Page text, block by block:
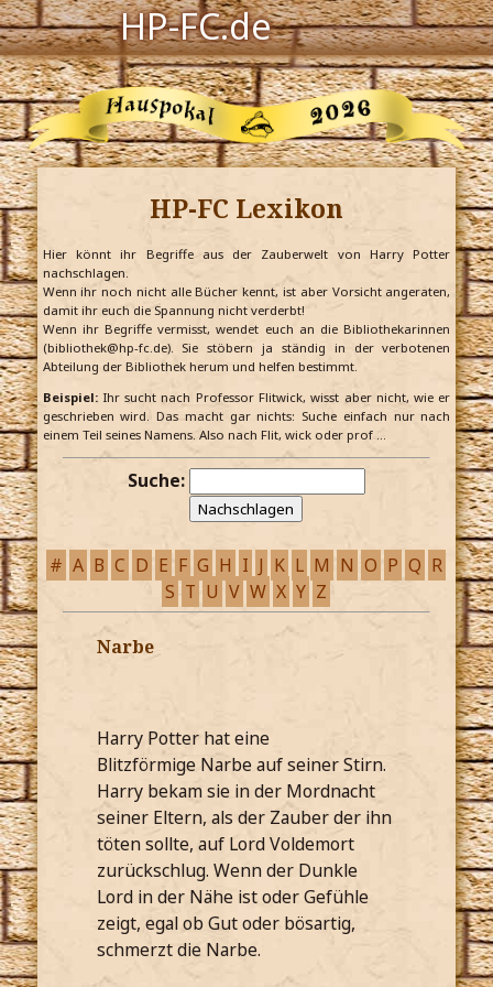
HP-FC.de
Navigation
Harry Potter
Der HP-FC
Hogwarts
Zauberwelt
Willkommen
Jetzt Fanclub-Mitglied werden!
HP-FC Lexikon
Hier könnt ihr Begriffe aus der Zauberwelt von Harry Potter
nachschlagen.
Wenn ihr noch nicht alle Bücher kennt, ist aber Vorsicht angeraten,
damit ihr euch die Spannung nicht verderbt!
Wenn ihr Begriffe vermisst, wendet euch an die Bibliothekarinnen
(bibliothek@hp-fc.de). Sie stöbern ja ständig in der verbotenen
Abteilung der Bibliothek herum und helfen bestimmt.
Beispiel:Ihr sucht nach Professor Flitwick, wisst aber nicht, wie er
geschrieben wird. Das macht gar nichts: Suche einfach nur nach
einem Teil seines Namens. Also nach Flit, wick oder prof …
Suche:
# A B C D E F G H I J K L M N O P Q R
S T U V W X Y Z
Narbe
Harry Potter hat eine
Blitzförmige Narbe auf seiner Stirn.
Harry bekam sie in der Mordnacht
seiner Eltern, als der Zauber der ihn
töten sollte, auf Lord Voldemort
zurückschlug. Wenn der Dunkle
Lord in der Nähe ist oder Gefühle
zeigt, egal ob Gut oder bösartig,
schmerzt die Narbe.